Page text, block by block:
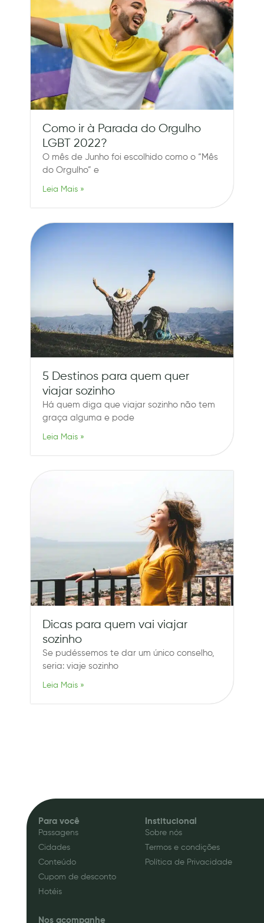
Como ir à Parada do Orgulho
LGBT 2022?
O mês de Junho foi escolhido como o “Mês
do Orgulho” e
Leia Mais »
5 Destinos para quem quer
viajar sozinho
Há quem diga que viajar sozinho não tem
graça alguma e pode
Leia Mais »
Dicas para quem vai viajar
sozinho
Se pudéssemos te dar um único conselho,
seria: viaje sozinho
Leia Mais »
Para você
Passagens
Cidades
Conteúdo
Cupom de desconto
Hotéis
Institucional
Sobre nós
Termos e condições
Política de Privacidade
Nos acompanhe